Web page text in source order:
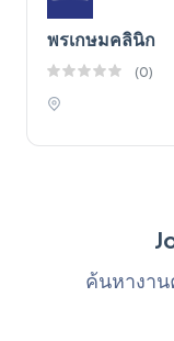
พรเกษมคลินิก
(0)
ค้นหางา